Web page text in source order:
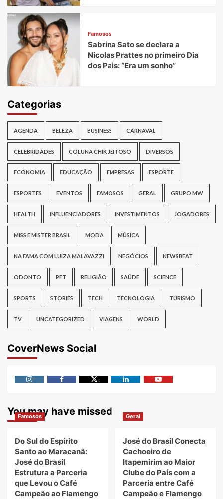
Famosos
Sabrina Sato se declara a
Nicolas Prattes no primeiro Dia
dos Pais: “Era um sonho”
Categorias
AGENDA BELEZA BUSINESS CARNAVAL
CELEBRIDADES COLUNA CHIK JEITOSO DIVERSOS
ECONOMIA EDUCAÇÃO EMPRESAS ESPORTE
ESPORTES EVENTOS FAMOSOS GERAL GRUPO MW
HEALTH INFLUENCIADORES INVESTIMENTOS JOGADORES
MISS E MISTER BRASIL MODA MÚSICA
NA FAMA COM LUIZA MALAVAZZI NEGÓCIOS NEWSBEAT
ODONTO PET RELIGIÃO SAÚDE SCIENCE
SPORTS STORIES TECH TECNOLOGIA TURISMO
TV UNCATEGORIZED VIAGENS WORLD
CoverNews Social
You may have missed
Famosos
Do Sul do Espírito
Santo ao Maracanã:
José do Brasil
Estrutura a Parceria
que Levou o Café
Campeão ao Flamengo
Geral
José do Brasil Conecta
Cachoeiro de
Itapemirim ao Maior
Clube do País com a
Parceria entre Café
Campeão e Flamengo